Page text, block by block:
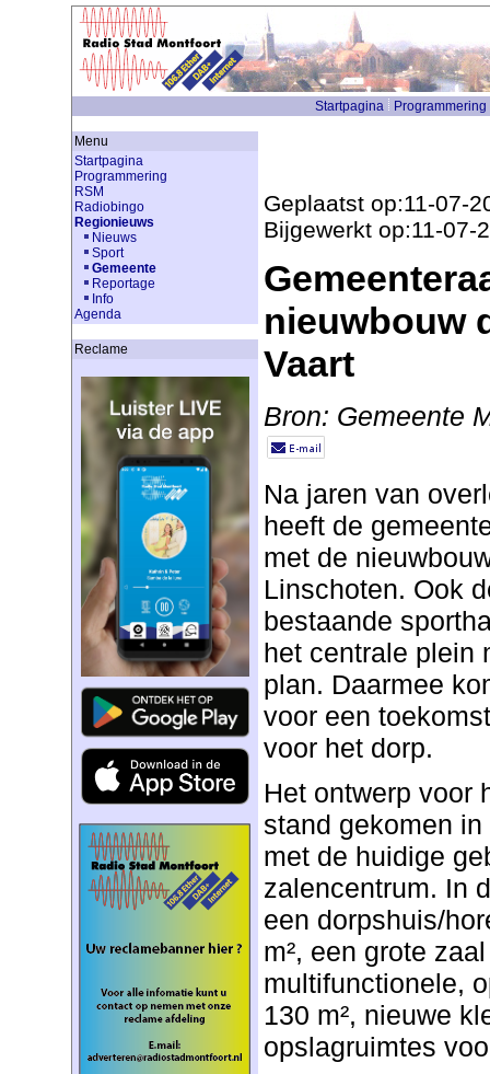
Startpagina Programmering
Menu
Startpagina
Programmering
RSM
Radiobingo
Regionieuws
Nieuws
Sport
Gemeente
Reportage
Info
Agenda
Reclame
Geplaatst op:11-07-
Bijgewerkt op:11-07-
nieuwbouw
Vaart
Bron: Gemeente
Na jaren van
heeft de
met de
Linschoten. Ook
bestaande
het centrale plein
plan. Daarmee
voor een
voor het dorp.
Het ontwerp voor
stand gekomen
met de huidige
zalencentrum. In
een dorpshuis/
m², een grote
multifunctionele,
130 m², nieuwe
opslagruimtes